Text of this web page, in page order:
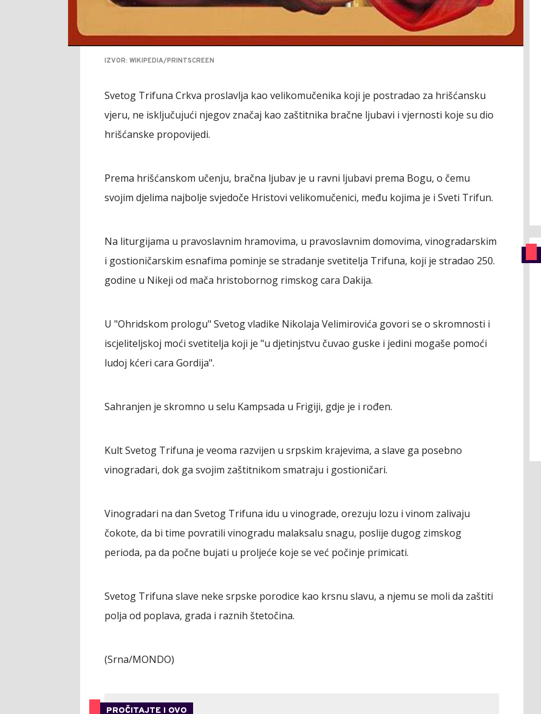
IZVOR: WIKIPEDIA/PRINTSCREEN
Svetog Trifuna Crkva proslavlja kao velikomučenika koji je postradao za hrišćansku
vjeru, ne isključujući njegov značaj kao zaštitnika bračne ljubavi i vjernosti koje su dio
hrišćanske propovijedi.
Prema hrišćanskom učenju, bračna ljubav je u ravni ljubavi prema Bogu, o čemu
svojim djelima najbolje svjedoče Hristovi velikomučenici, među kojima je i Sveti Trifun.
Na liturgijama u pravoslavnim hramovima, u pravoslavnim domovima, vinogradarskim
i gostioničarskim esnafima pominje se stradanje svetitelja Trifuna, koji je stradao 250.
godine u Nikeji od mača hristobornog rimskog cara Dakija.
U "Ohridskom prologu" Svetog vladike Nikolaja Velimirovića govori se o skromnosti i
iscjeliteljskoj moći svetitelja koji je "u djetinjstvu čuvao guske i jedini mogaše pomoći
ludoj kćeri cara Gordija".
Sahranjen je skromno u selu Kampsada u Frigiji, gdje je i rođen.
Kult Svetog Trifuna je veoma razvijen u srpskim krajevima, a slave ga posebno
vinogradari, dok ga svojim zaštitnikom smatraju i gostioničari.
Vinogradari na dan Svetog Trifuna idu u vinograde, orezuju lozu i vinom zalivaju
čokote, da bi time povratili vinogradu malaksalu snagu, poslije dugog zimskog
perioda, pa da počne bujati u proljeće koje se već počinje primicati.
Svetog Trifuna slave neke srpske porodice kao krsnu slavu, a njemu se moli da zaštiti
polja od poplava, grada i raznih štetočina.
(Srna/MONDO)
PROČITAJTE I OVO